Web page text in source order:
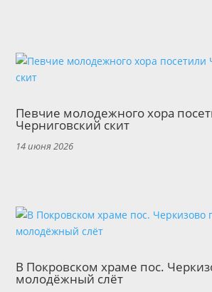
Певчие молодежного хора
Черниговский скит
14 июня 2026
В Покровском храме пос.
молодёжный слёт